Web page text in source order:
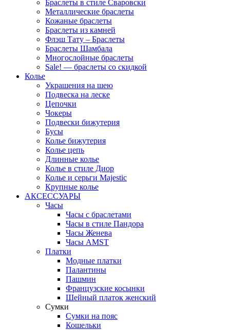
Браслеты в стиле Сваровски
Металлические браслеты
Кожаные браслеты
Браслеты из камней
Флэш Тату – Браслеты
Браслеты Шамбала
Многослойные браслеты
Sale! — браслеты со скидкой
Колье
Украшения на шею
Подвеска на леске
Цепочки
Чокеры
Подвески бижутерия
Бусы
Колье бижутерия
Колье цепь
Длинные колье
Колье в стиле Диор
Колье и серьги Majestic
Крупные колье
АКСЕССУАРЫ
Часы
Часы с браслетами
Часы в стиле Пандора
Часы Женева
Часы AMST
Платки
Модные платки
Палантины
Пашмин
Французские косынки
Шейный платок женский
Сумки
Сумки на пояс
Кошельки